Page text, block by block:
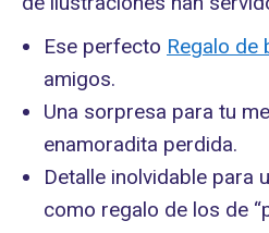
Ese perfecto Regalo de
amigos.
Una sorpresa para tu
enamoradita perdida.
Detalle inolvidable para
como regalo de los de